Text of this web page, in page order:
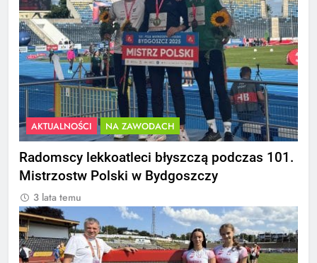
AKTUALNOŚCI NA ZAWODACH
Radomscy lekkoatleci błyszczą podczas 101.
Mistrzostw Polski w Bydgoszczy
3 lata temu